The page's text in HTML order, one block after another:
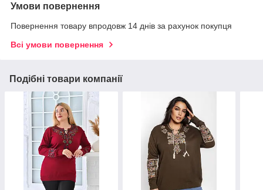
Умови повернення
Повернення товару впродовж 14 днів за рахунок покупця
Всі умови повернення
Подібні товари компанії